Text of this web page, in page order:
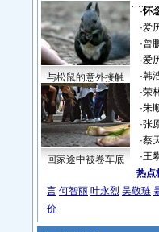
与松鼠的意外接触
回家途中被卷车底
·怀
·爱
·曾
·爱
·韩
·荣
·朱
·张
·蔡
·王
热点
言 何智丽 叶永烈 吴敬琏
价